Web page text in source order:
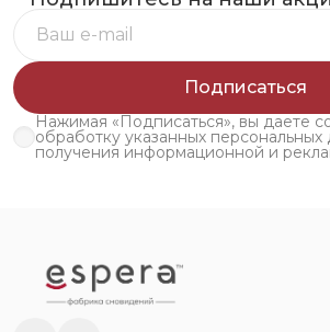
Подписаться
Нажимая «Подписаться», вы даете
обработку указанных персональных
получения информационной и